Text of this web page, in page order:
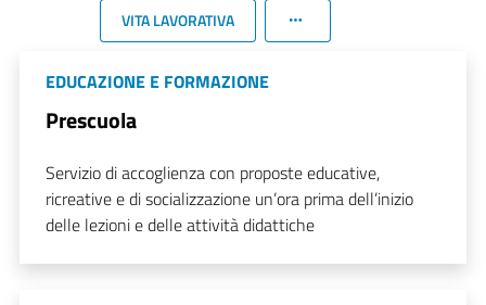
VITA LAVORATIVA
EDUCAZIONE E FORMAZIONE
Prescuola
Servizio di accoglienza con proposte educative,
ricreative e di socializzazione un’ora prima dell’inizio
delle lezioni e delle attività didattiche